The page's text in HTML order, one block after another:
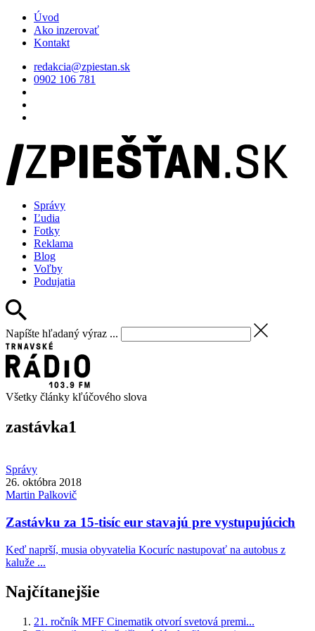
Úvod
Ako inzerovať
Kontakt
redakcia@zpiestan.sk
0902 106 781
Správy
Ľudia
Fotky
Reklama
Blog
Voľby
Podujatia
Napíšte hľadaný výraz ...
Všetky články kľúčového slova
zastávka1
Správy
26. októbra 2018
Martin Palkovič
Zastávku za 15-tisíc eur stavajú pre vystupujúcich
Keď naprší, musia obyvatelia Kocuríc nastupovať na autobus z
kaluže ...
Najčítanejšie
21. ročník MFF Cinematik otvorí svetová premi...